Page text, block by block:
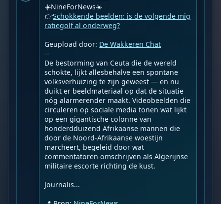
☀️NineForNews☀️
👉Schokkende beelden: is de volgende mig
ratiegolf al onderweg?
Geupload door: De Wakkeren Chat
--
De bestorming van Ceuta die de wereld
schokte, lijkt allesbehalve een spontane
volksverhuizing te zijn geweest — en nu
duikt er beeldmateriaal op dat de situatie
nóg alarmerender maakt. Videobeelden die
circuleren op sociale media tonen wat lijkt
op een gigantische colonne van
honderdduizend Afrikaanse mannen die
door de Noord-Afrikaanse woestijn
marcheert, begeleid door wat
commentatoren omschrijven als Algerijnse
militaire escorte richting de kust.
Journalis...